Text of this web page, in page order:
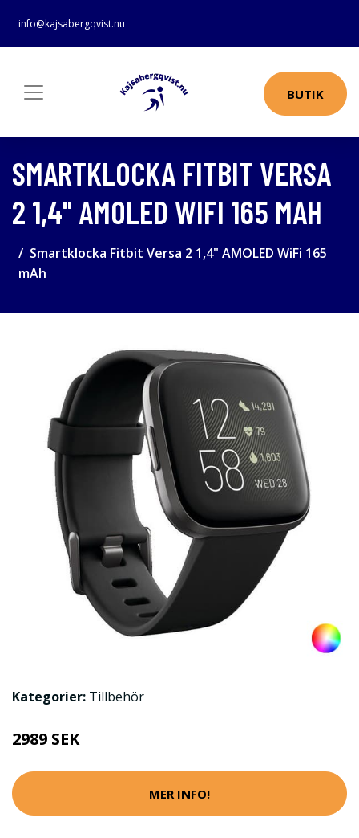
info@kajsabergqvist.nu
BUTIK
SMARTKLOCKA FITBIT VERSA
2 1,4" AMOLED WIFI 165 MAH
Smartklocka Fitbit Versa 2 1,4" AMOLED WiFi 165
mAh
Kategorier: Tillbehör
2989 SEK
MER INFO!